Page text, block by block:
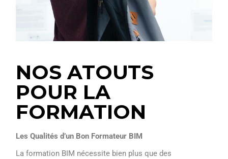
NOS ATOUTS
POUR LA
FORMATION
Les Qualités d’un Bon Formateur BIM
La formation BIM nécessite bien plus que des